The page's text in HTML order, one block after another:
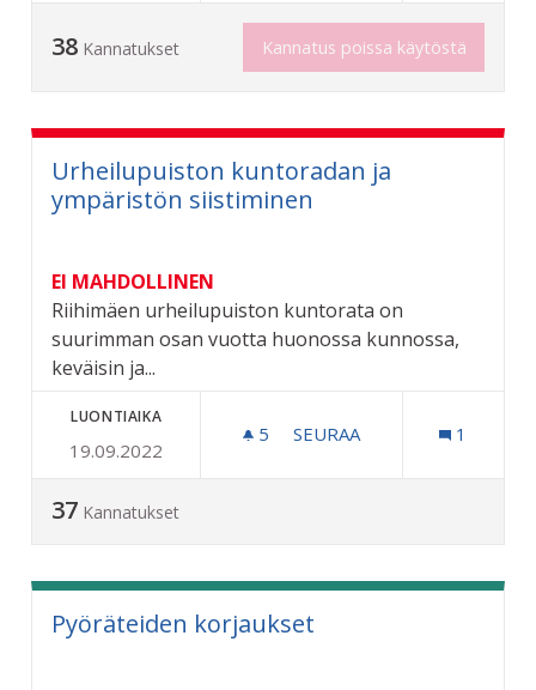
38 Kannatukset Kannatus poissa käytöstä
Urheilupuiston kuntoradan ja
ympäristön siistiminen
EI MAHDOLLINEN
Riihimäen urheilupuiston kuntorata on
suurimman osan vuotta huonossa kunnossa,
keväisin ja...
LUONTIAIKA
19.09.2022
5 5 SEURAAJAA
SEURAA 1
37 Kannatukset
Pyöräteiden korjaukset